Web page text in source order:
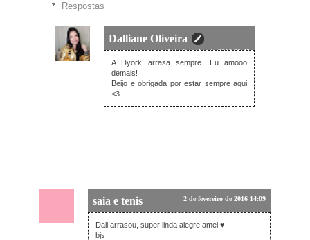
Respostas
Dalliane Oliveira
3 de fevereiro de 2016 20:48
A Dyork arrasa sempre. Eu amooo
demais!
Beijo e obrigada por estar sempre aqui
<3
saia e tenis 2 de fevereiro de 2016 14:09
Dali arrasou, super linda alegre amei ♥
bjs